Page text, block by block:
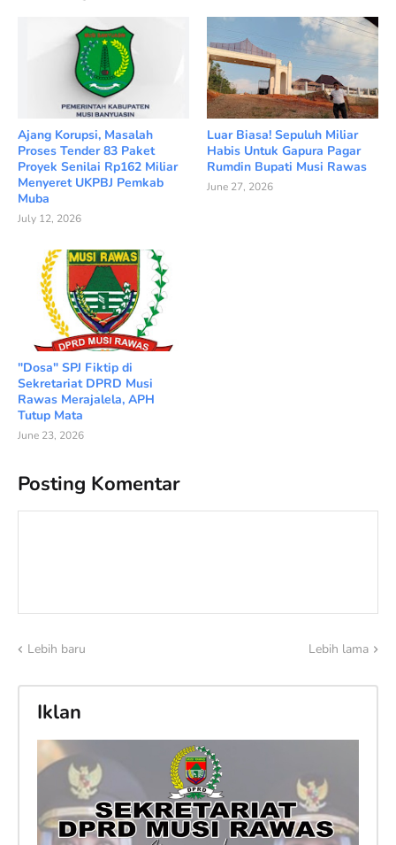
Ajang Korupsi, Masalah
Proses Tender 83 Paket
Proyek Senilai Rp162 Miliar
Menyeret UKPBJ Pemkab
Muba
July 12, 2026
Luar Biasa! Sepuluh Miliar
Habis Untuk Gapura Pagar
Rumdin Bupati Musi Rawas
June 27, 2026
"Dosa" SPJ Fiktip di
Sekretariat DPRD Musi
Rawas Merajalela, APH
Tutup Mata
June 23, 2026
Posting Komentar
Lebih baru Lebih lama
Iklan